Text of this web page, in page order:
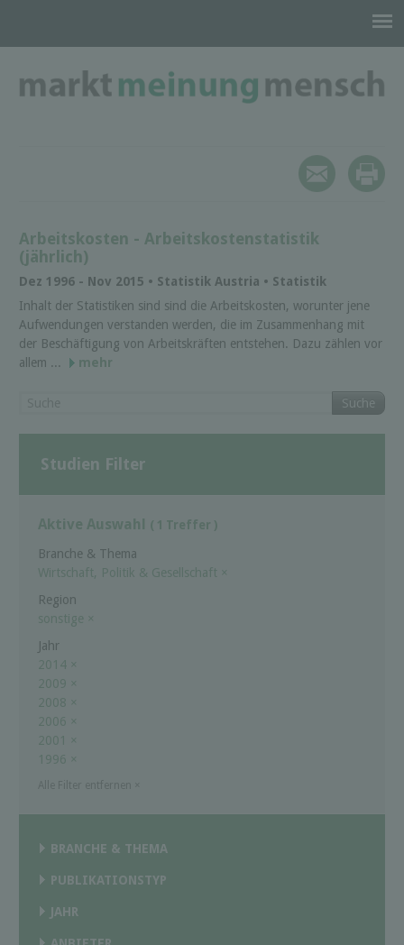
Arbeitskosten - Arbeitskostenstatistik
(jährlich)
Dez 1996 - Nov 2015 • Statistik Austria • Statistik
Inhalt der Statistiken sind sind die Arbeitskosten, worunter jene
Aufwendungen verstanden werden, die im Zusammenhang mit
der Beschäftigung von Arbeitskräften entstehen. Dazu zählen vor
allem ...
mehr
Suche
Studien Filter
Aktive Auswahl ( 1 Treffer )
Branche & Thema
Wirtschaft, Politik & Gesellschaft ×
Region
sonstige ×
Jahr
2014 ×
2009 ×
2008 ×
2006 ×
2001
×
1996 ×
BRANCHE & THEMA
PUBLIKATIONSTYP
JAHR